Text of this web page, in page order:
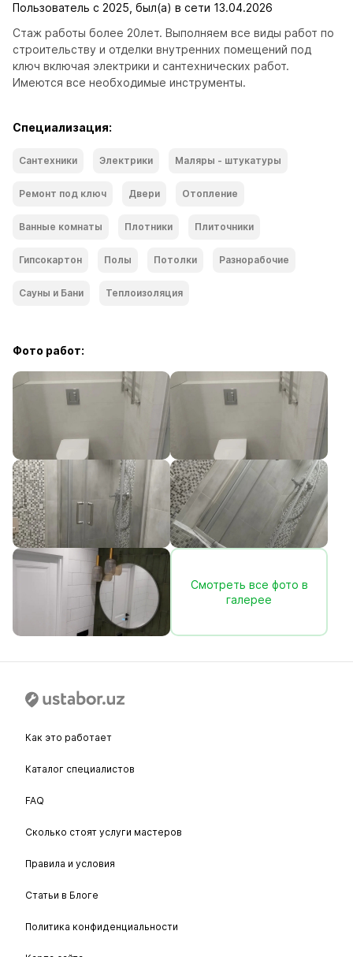
Пользователь с 2025, был(а) в сети 13.04.2026
Стаж работы более 20лет. Выполняем все виды работ по
строительству и отделки внутренних помещений под
ключ включая электрики и сантехнических работ.
Имеются все необходимые инструменты.
Специализация:
Сантехники Электрики Маляры - штукатуры
Ремонт под ключ Двери Отопление
Ванные комнаты Плотники Плиточники
Гипсокартон Полы Потолки Разнорабочие
Сауны и Бани Теплоизоляция
Фото работ:
Смотреть все фото в
галерее
Как это работает
Каталог специалистов
FAQ
Сколько стоят услуги мастеров
Правила и условия
Статьи в Блоге
Политика конфиденциальности